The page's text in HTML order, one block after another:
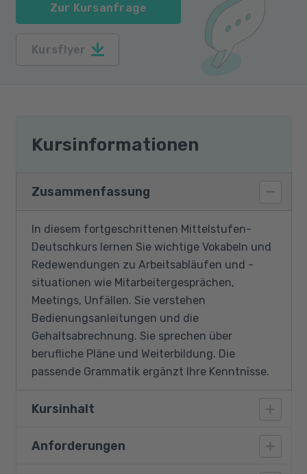
Zur Kursanfrage
Kursflyer
Kursinformationen
Zusammenfassung
In diesem fortgeschrittenen Mittelstufen-
Deutschkurs lernen Sie wichtige Vokabeln und
Redewendungen zu Arbeitsabläufen und -
situationen wie Mitarbeitergesprächen,
Meetings, Unfällen. Sie verstehen
Bedienungsanleitungen und die
Gehaltsabrechnung. Sie sprechen über
berufliche Pläne und Weiterbildung. Die
passende Grammatik ergänzt Ihre Kenntnisse.
Kursinhalt
Vermittlung von Mittelstufenwissen:
Anforderungen